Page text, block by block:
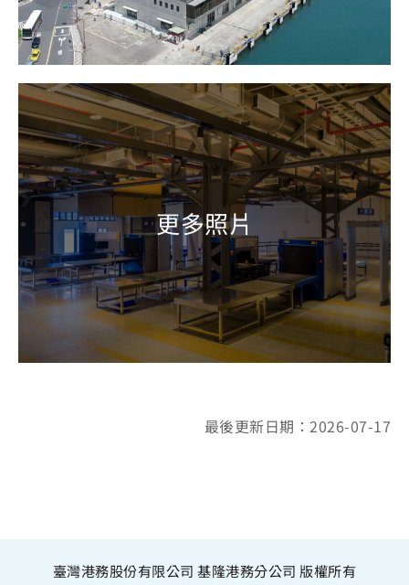
最後更新日期：2026-07-17
臺灣港務股份有限公司 基隆港務分公司 版權所有